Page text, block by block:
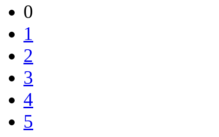
0
1
2
3
4
5